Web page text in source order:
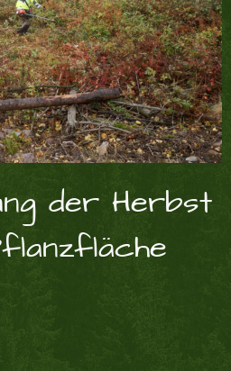
der Herbst